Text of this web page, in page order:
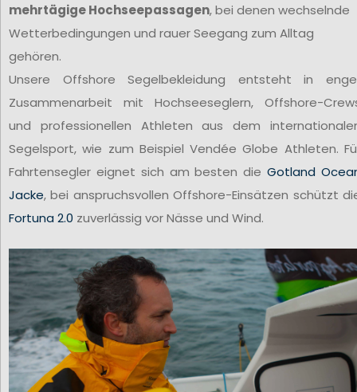
mehrtägige Hochseepassagen, bei denen wechselnde
Wetterbedingungen und rauer Seegang zum Alltag
gehören.
Unsere Offshore Segelbekleidung entsteht in
Zusammenarbeit mit Hochseeseglern, Offshore-
und professionellen Athleten aus dem
Segelsport, wie zum Beispiel Vendée Globe Athleten.
Fahrtensegler eignet sich am besten dieGotland
Jacke, bei anspruchsvollen Offshore-Einsätzen schützt
Fortuna 2.0 zuverlässig vor Nässe und Wind.